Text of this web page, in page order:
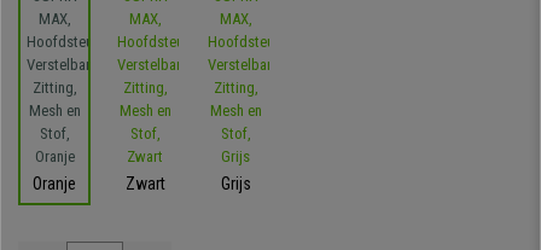
Oranje Zwart Grijs